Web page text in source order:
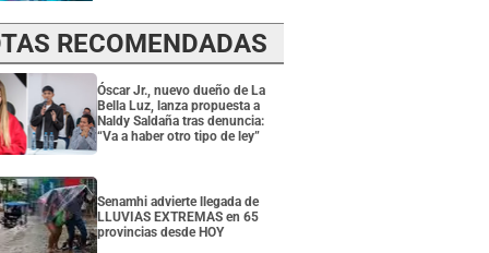
RECOMENDADAS
Óscar Jr., nuevo dueño de La
Bella Luz, lanza propuesta a
Naldy Saldaña tras denuncia:
“Va a haber otro tipo de ley”
Senamhi advierte llegada de
LLUVIAS EXTREMAS en 65
provincias desde HOY